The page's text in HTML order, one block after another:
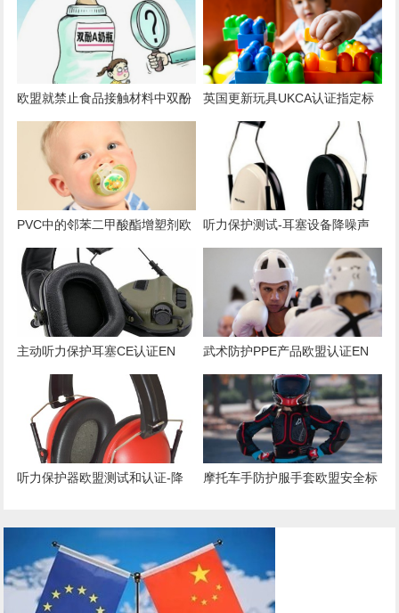
欧盟就禁止食品接触材料中双酚
A和其他双酚磋商
英国更新玩具UKCA认证指定标
准一览表
PVC中的邻苯二甲酸酯增塑剂欧
盟美国管控要求
听力保护测试-耳塞设备降噪声
主动听力保护耳塞CE认证EN
352标准介绍
武术防护PPE产品欧盟认证EN
13277标准
听力保护器欧盟测试和认证-降
摩托车手防护服手套欧盟安全标